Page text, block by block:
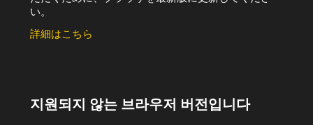
い。
詳細はこちら
지원되지 않는 브라우저 버전입니다